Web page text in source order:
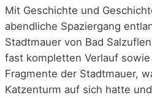
Mit Geschichte und
abendliche Spaziergang
Stadtmauer von Bad
fast kompletten Verlauf
Fragmente der Stadtmauer,
Katzenturm auf sich hatte